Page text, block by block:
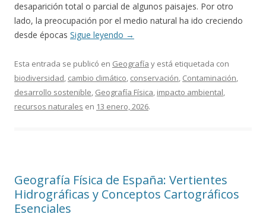
desaparición total o parcial de algunos paisajes. Por otro
lado, la preocupación por el medio natural ha ido creciendo
desde épocas Sigue leyendo →
Esta entrada se publicó en Geografía y está etiquetada con
biodiversidad, cambio climático, conservación, Contaminación,
desarrollo sostenible, Geografía Física, impacto ambiental,
recursos naturales en 13 enero, 2026.
Geografía Física de España: Vertientes
Hidrográficas y Conceptos Cartográficos
Esenciales